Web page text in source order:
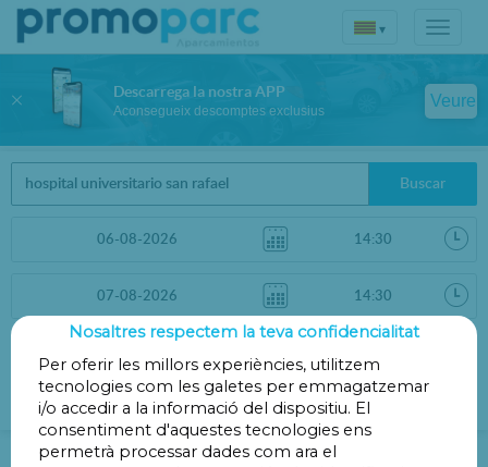
▾
Buscar
Distància
Pàrquing Hospital Universitari San
Nosaltres respectem la teva confidencialitat
Per oferir les millors experiències, utilitzem
tecnologies com les galetes per emmagatzemar
i/o accedir a la informació del dispositiu. El
consentiment d'aquestes tecnologies ens
permetrà processar dades com ara el
Descarrega la nostra APP
Aconsegueix descomptes exclusius
Veure